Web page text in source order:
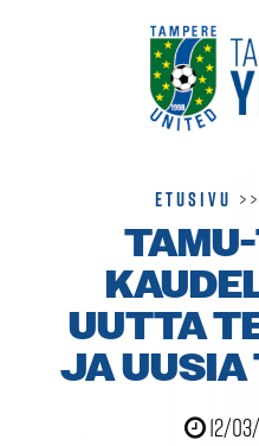
Etusivu
UUTTA
JA UUSIA
12/